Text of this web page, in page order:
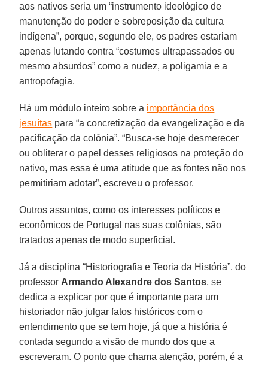
aos nativos seria um “instrumento ideológico de
manutenção do poder e sobreposição da cultura
indígena”, porque, segundo ele, os padres estariam
apenas lutando contra “costumes ultrapassados ou
mesmo absurdos” como a nudez, a poligamia e a
antropofagia.
Há um módulo inteiro sobre a importância dos
jesuítas para “a concretização da evangelização e da
pacificação da colônia”. “Busca-se hoje desmerecer
ou obliterar o papel desses religiosos na proteção do
nativo, mas essa é uma atitude que as fontes não nos
permitiriam adotar”, escreveu o professor.
Outros assuntos, como os interesses políticos e
econômicos de Portugal nas suas colônias, são
tratados apenas de modo superficial.
Já a disciplina “Historiografia e Teoria da História”, do
professor Armando Alexandre dos Santos, se
dedica a explicar por que é importante para um
historiador não julgar fatos históricos com o
entendimento que se tem hoje, já que a história é
contada segundo a visão de mundo dos que a
escreveram. O ponto que chama atenção, porém, é a